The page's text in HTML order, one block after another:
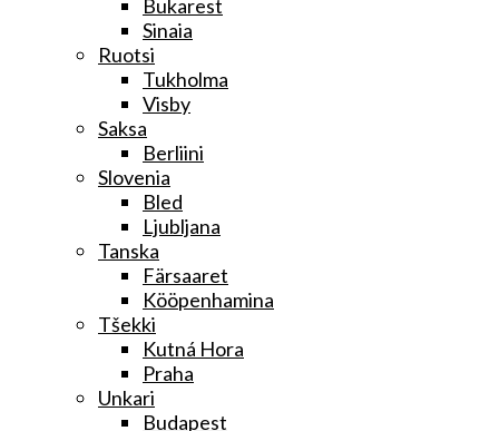
Bukarest
Sinaia
Ruotsi
Tukholma
Visby
Saksa
Berliini
Slovenia
Bled
Ljubljana
Tanska
Färsaaret
Kööpenhamina
Tšekki
Kutná Hora
Praha
Unkari
Budapest